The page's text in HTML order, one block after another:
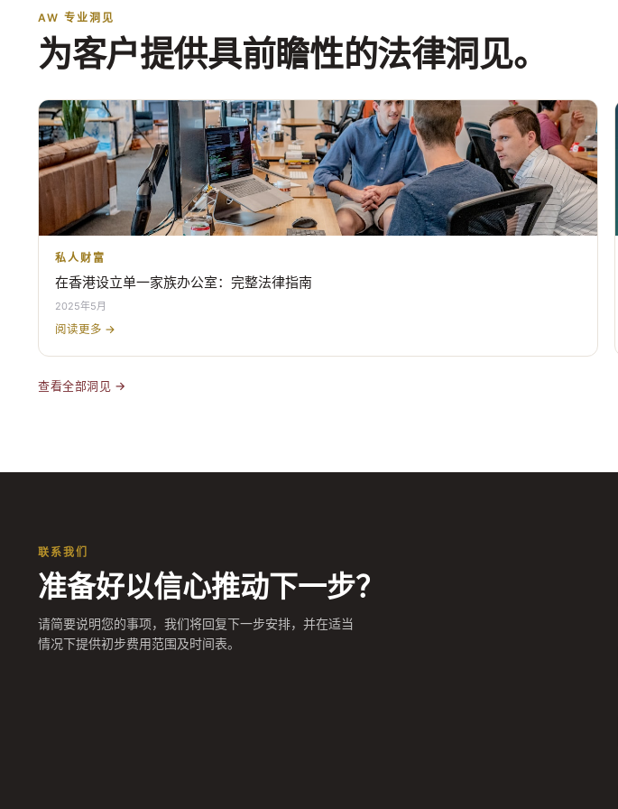
AW 专业洞见
为客户提供具前瞻性的法律洞见。
私人财富
在香港设立单一家族办公室：完整法律指南
2025年5月
阅读更多 →
查看全部洞见 →
联系我们
准备好以信心推动下一步？
请简要说明您的事项，我们将回复下一步安排，并在适当
情况下提供初步费用范围及时间表。